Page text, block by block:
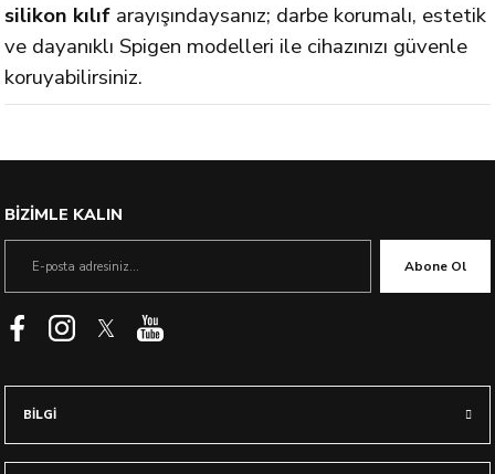
silikon kılıf arayışındaysanız; darbe korumalı, estetik
ve dayanıklı Spigen modelleri ile cihazınızı güvenle
koruyabilirsiniz.
BİZİMLE KALIN
Abone Ol
BİLGİ